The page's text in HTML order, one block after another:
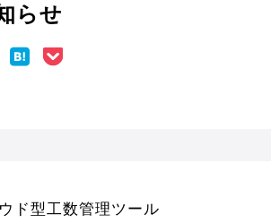
らせ
ド型工数管理ツール